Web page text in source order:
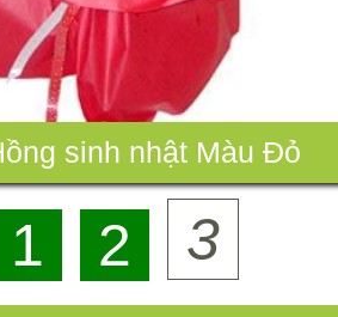
sinh nhật Màu Đỏ
1 2
3